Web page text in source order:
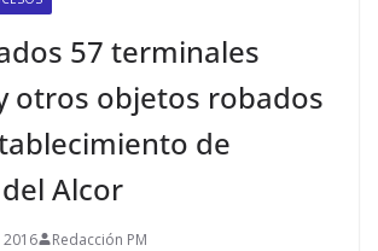
57 terminales
otros objetos robados
de
Alcor
Redacción PM